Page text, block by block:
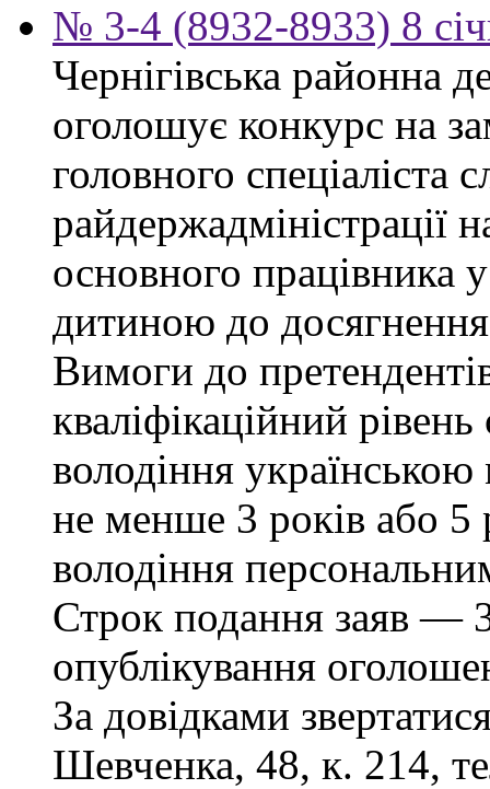
№ 3-4 (8932-8933) 8
Чернігівська районна
оголошує конкурс на
головного спеціаліста
райдержадміністрації
основного працівника
дитиною до
Вимоги до
кваліфікаційний рівень
володіння
не менше 3 років або 5
володіння
Строк подання заяв —
опублікування
За довідками
Шевченка, 48, к. 214,